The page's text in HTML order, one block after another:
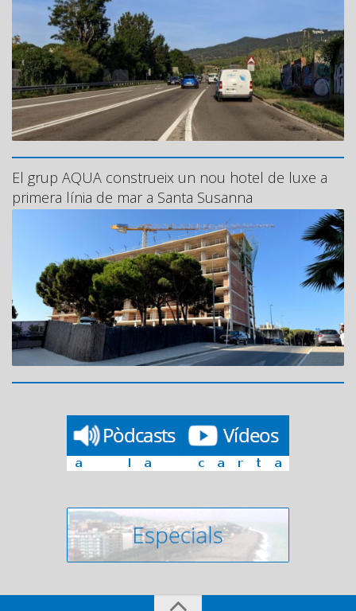
El grup AQUA construeix un nou hotel de luxe a
primera línia de mar a Santa Susanna